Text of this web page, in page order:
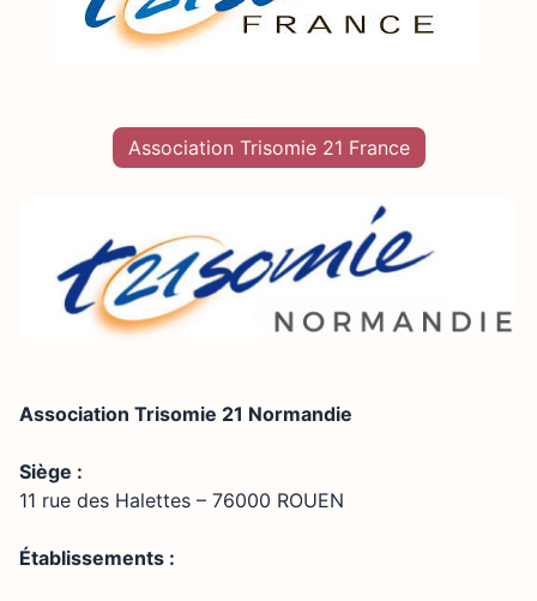
Association Trisomie 21 France
Association Trisomie 21 Normandie
Siège :
11 rue des Halettes – 76000 ROUEN
Établissements :